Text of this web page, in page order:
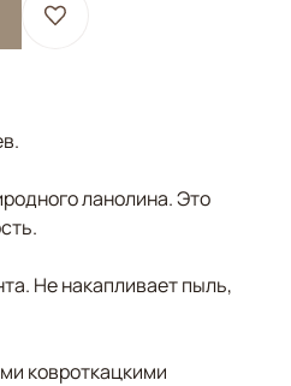
ланолина. Это
Не накапливает пыль,
ковроткацкими